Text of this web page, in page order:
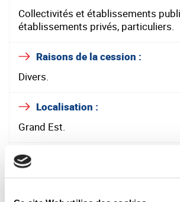
Collectivités et établissements
établissements privés, particuliers.
Raisons de la cession :
Divers.
Localisation :
Grand Est.
L'entreprise dispose de moyens